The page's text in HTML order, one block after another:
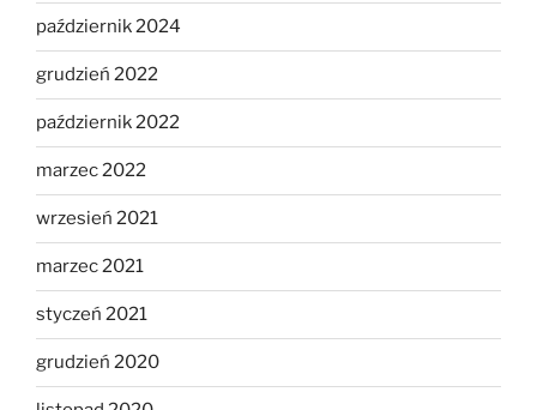
październik 2024
grudzień 2022
październik 2022
marzec 2022
wrzesień 2021
marzec 2021
styczeń 2021
grudzień 2020